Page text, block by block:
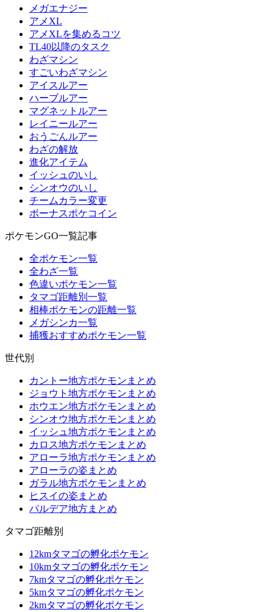
メガエナジー
アメXL
アメXLを集めるコツ
TL40以降のタスク
わざマシン
すごいわざマシン
アイスルアー
ハーブルアー
マグネットルアー
レイニールアー
おうごんルアー
わざの解放
進化アイテム
イッシュのいし
シンオウのいし
チームカラー変更
ボーナスポケコイン
ポケモンGO一覧記事
全ポケモン一覧
全わざ一覧
色違いポケモン一覧
タマゴ距離別一覧
相棒ポケモンの距離一覧
メガシンカ一覧
捕獲おすすめポケモン一覧
世代別
カントー地方ポケモンまとめ
ジョウト地方ポケモンまとめ
ホウエン地方ポケモンまとめ
シンオウ地方ポケモンまとめ
イッシュ地方ポケモンまとめ
カロス地方ポケモンまとめ
アローラ地方ポケモンまとめ
アローラの姿まとめ
ガラル地方ポケモンまとめ
ヒスイの姿まとめ
パルデア地方まとめ
タマゴ距離別
12kmタマゴの孵化ポケモン
10kmタマゴの孵化ポケモン
7kmタマゴの孵化ポケモン
5kmタマゴの孵化ポケモン
2kmタマゴの孵化ポケモン